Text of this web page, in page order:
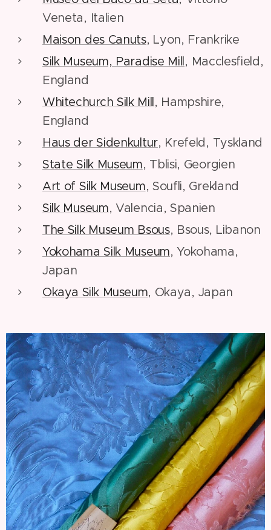
Veneta, Italien
Maison des Canuts, Lyon, Frankrike
Silk Museum, Paradise Mill, Macclesfield,
England
Whitechurch Silk Mill, Hampshire,
England
Haus der Sidenkultur, Krefeld, Tyskland
State Silk Museum, Tblisi, Georgien
Art of Silk Museum, Soufli, Grekland
Silk Museum, Valencia, Spanien
The Silk Museum Bsous, Bsous, Libanon
Yokohama Silk Museum, Yokohama,
Japan
Okaya Silk Museum, Okaya, Japan